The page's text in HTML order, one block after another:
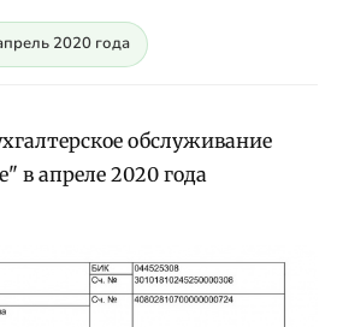
2020 года
обслуживание
в апреле 2020 года